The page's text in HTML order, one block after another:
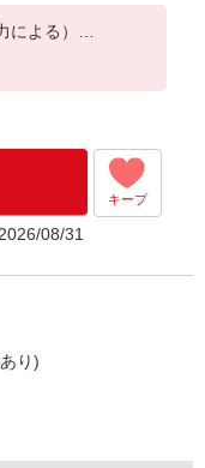
よる）
キープ
08/31
り)
！